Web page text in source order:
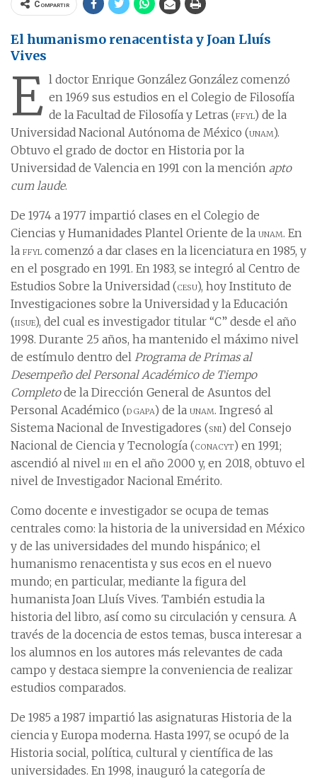
Compartir
El humanismo renacentista y Joan Lluís
Vives
E l doctor Enrique González González comenzó
en 1969 sus estudios en el Colegio de Filosofía
de la Facultad de Filosofía y Letras (ffyl) de la
Universidad Nacional Autónoma de México (unam).
Obtuvo el grado de doctor en Historia por la
Universidad de Valencia en 1991 con la mención apto
cum laude.
De 1974 a 1977 impartió clases en el Colegio de
Ciencias y Humanidades Plantel Oriente de la unam. En
la ffyl comenzó a dar clases en la licenciatura en 1985, y
en el posgrado en 1991. En 1983, se integró al Centro de
Estudios Sobre la Universidad (cesu), hoy Instituto de
Investigaciones sobre la Universidad y la Educación
(iisue), del cual es investigador titular “C” desde el año
1998. Durante 25 años, ha mantenido el máximo nivel
de estímulo dentro del Programa de Primas al
Desempeño del Personal Académico de Tiempo
Completode la Dirección General de Asuntos del
Personal Académico (dgapa) de la unam. Ingresó al
Sistema Nacional de Investigadores (sni) del Consejo
Nacional de Ciencia y Tecnología (conacyt) en 1991;
ascendió al nivel iii en el año 2000 y, en 2018, obtuvo el
nivel de Investigador Nacional Emérito.
Como docente e investigador se ocupa de temas
centrales como: la historia de la universidad en México
y de las universidades del mundo hispánico; el
humanismo renacentista y sus ecos en el nuevo
mundo; en particular, mediante la figura del
humanista Joan Lluís Vives. También estudia la
historia del libro, así como su circulación y censura. A
través de la docencia de estos temas, busca interesar a
los alumnos en los autores más relevantes de cada
campo y destaca siempre la conveniencia de realizar
estudios comparados.
De 1985 a 1987 impartió las asignaturas Historia de la
ciencia y Europa moderna. Hasta 1997, se ocupó de la
Historia social, política, cultural y científica de las
universidades. En 1998, inauguró la categoría de